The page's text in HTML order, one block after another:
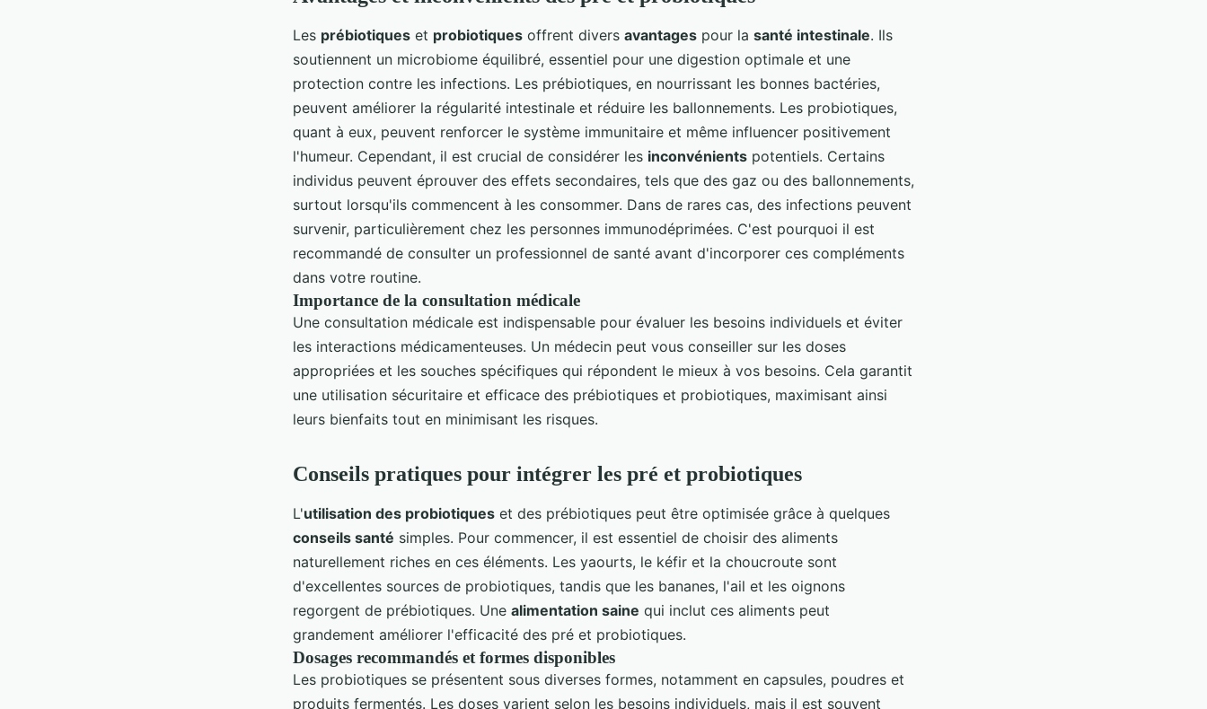
Les prébiotiques et probiotiques offrent divers avantages pour la santé intestinale. Ils
soutiennent un microbiome équilibré, essentiel pour une digestion optimale et une
protection contre les infections. Les prébiotiques, en nourrissant les bonnes bactéries,
peuvent améliorer la régularité intestinale et réduire les ballonnements. Les probiotiques,
quant à eux, peuvent renforcer le système immunitaire et même influencer positivement
l'humeur. Cependant, il est crucial de considérer les inconvénients potentiels. Certains
individus peuvent éprouver des effets secondaires, tels que des gaz ou des ballonnements,
surtout lorsqu'ils commencent à les consommer. Dans de rares cas, des infections peuvent
survenir, particulièrement chez les personnes immunodéprimées. C'est pourquoi il est
recommandé de consulter un professionnel de santé avant d'incorporer ces compléments
dans votre routine.
Importance de la consultation médicale
Une consultation médicale est indispensable pour évaluer les besoins individuels et éviter
les interactions médicamenteuses. Un médecin peut vous conseiller sur les doses
appropriées et les souches spécifiques qui répondent le mieux à vos besoins. Cela garantit
une utilisation sécuritaire et efficace des prébiotiques et probiotiques, maximisant ainsi
leurs bienfaits tout en minimisant les risques.
Conseils pratiques pour intégrer les pré et probiotiques
L'utilisation des probiotiques et des prébiotiques peut être optimisée grâce à quelques
conseils santé simples. Pour commencer, il est essentiel de choisir des aliments
naturellement riches en ces éléments. Les yaourts, le kéfir et la choucroute sont
d'excellentes sources de probiotiques, tandis que les bananes, l'ail et les oignons
regorgent de prébiotiques. Une alimentation saine qui inclut ces aliments peut
grandement améliorer l'efficacité des pré et probiotiques.
Dosages recommandés et formes disponibles
Les probiotiques se présentent sous diverses formes, notamment en capsules, poudres et
produits fermentés. Les doses varient selon les besoins individuels, mais il est souvent